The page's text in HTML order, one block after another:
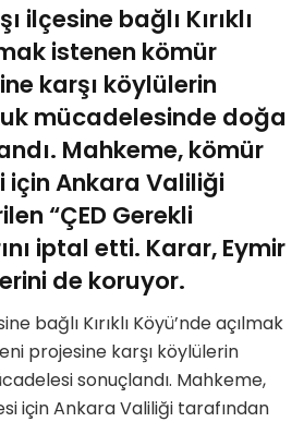
ilçesine bağlı Kırıklı
istenen kömür
karşı köylülerin
mücadelesinde doğa
Mahkeme, kömür
için Ankara Valiliği
“ÇED Gerekli
iptal etti. Karar, Eymir
de koruyor.
bağlı Kırıklı Köyü’nde açılmak
projesine karşı köylülerin
sonuçlandı. Mahkeme,
için Ankara Valiliği tarafından